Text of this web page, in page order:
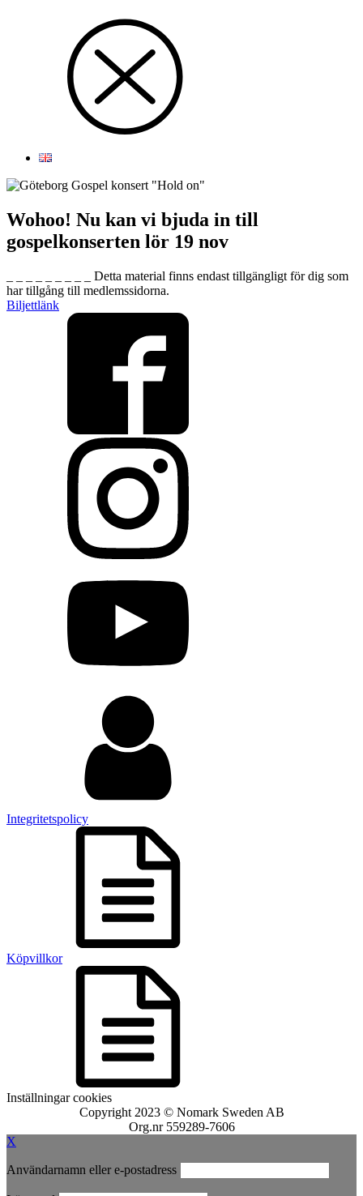
Wohoo! Nu kan vi bjuda in till
gospelkonserten lör 19 nov
_ _ _ _ _ _ _ _ _ Detta material finns endast tillgängligt för dig som
har tillgång till medlemssidorna.
Biljettlänk
Integritetspolicy
Köpvillkor
Inställningar cookies
Copyright 2023 © Nomark Sweden AB
Org.nr 559289-7606
X
Användarnamn eller e-postadress